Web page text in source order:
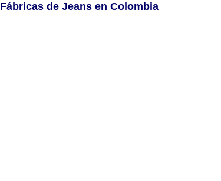
Fábricas de Jeans en Colombia